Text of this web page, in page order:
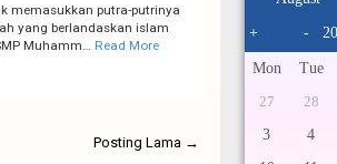
memasukkan putra-putrinya
yang berlandaskan islam
Muhamm…
Read More
Posting Lama →
+ -
Mon Tue
27 28
3
4